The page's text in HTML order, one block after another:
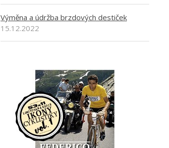
Výměna a údržba brzdových destiček
15.12.2022